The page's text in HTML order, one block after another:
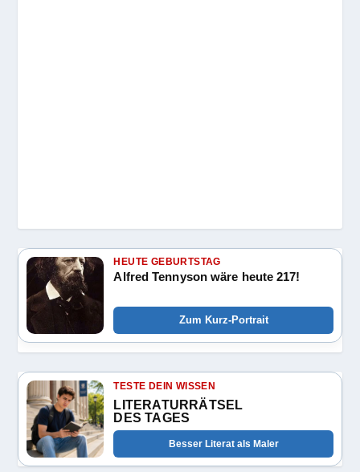
HEUTE GEBURTSTAG
Alfred Tennyson wäre heute 217!
Zum Kurz-Portrait
TESTE DEIN WISSEN
LITERATURRÄTSEL
DES TAGES
Besser Literat als Maler